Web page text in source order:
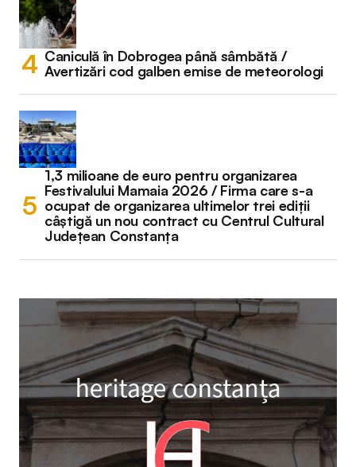
Caniculă în Dobrogea până sâmbătă /
Avertizări cod galben emise de meteorologi
1,3 milioane de euro pentru organizarea
Festivalului Mamaia 2026 / Firma care s-a
ocupat de organizarea ultimelor trei ediții
câștigă un nou contract cu Centrul Cultural
Județean Constanța